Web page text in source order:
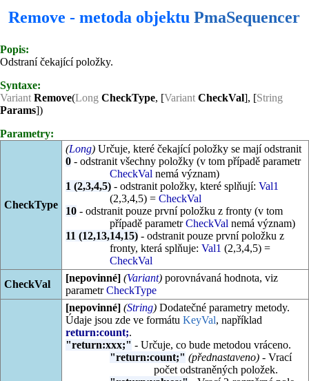
Remove - metoda objektu PmaSequencer
Popis:
Odstraní čekající položky.
Syntaxe:
Variant Remove(Long CheckType, [Variant CheckVal], [String
Params])
Parametry:
CheckType
(Long)Určuje, které čekající položky se mají odstranit
0- odstranit všechny položky (v tom případě parametr
CheckVal nemá význam)
1 (2,3,4,5)- odstranit položky, které splňují: Val1
(2,3,4,5) = CheckVal
10- odstranit pouze první položku z fronty (v tom
případě parametrCheckVal nemá význam)
11 (12,13,14,15)- odstranit pouze první položku z
fronty, která splňuje: Val1 (2,3,4,5) =
CheckVal
CheckVal
[nepovinné] (Variant)porovnávaná hodnota, viz
parametrCheckType
[nepovinné] (String)Dodatečné parametry metody.
Údaje jsou zde ve formátu KeyVal, například
return:count;.
"return:xxx;" - Určuje, co bude metodou vráceno.
"return:count;" (přednastaveno)- Vrací
počet odstraněných položek.